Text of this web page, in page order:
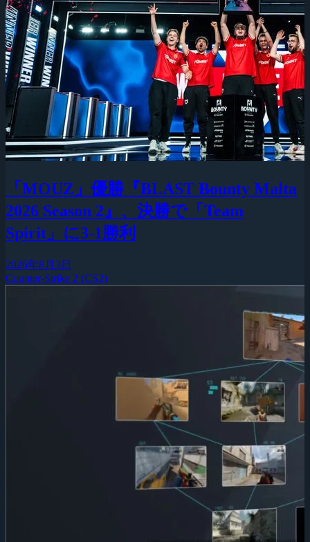
「MOUZ」優勝『BLAST Bounty Malta
2026 Season 2』、決勝で「Team
Spirit」に3-1勝利
2026年8月3日
Counter-Strike 2 (CS2)